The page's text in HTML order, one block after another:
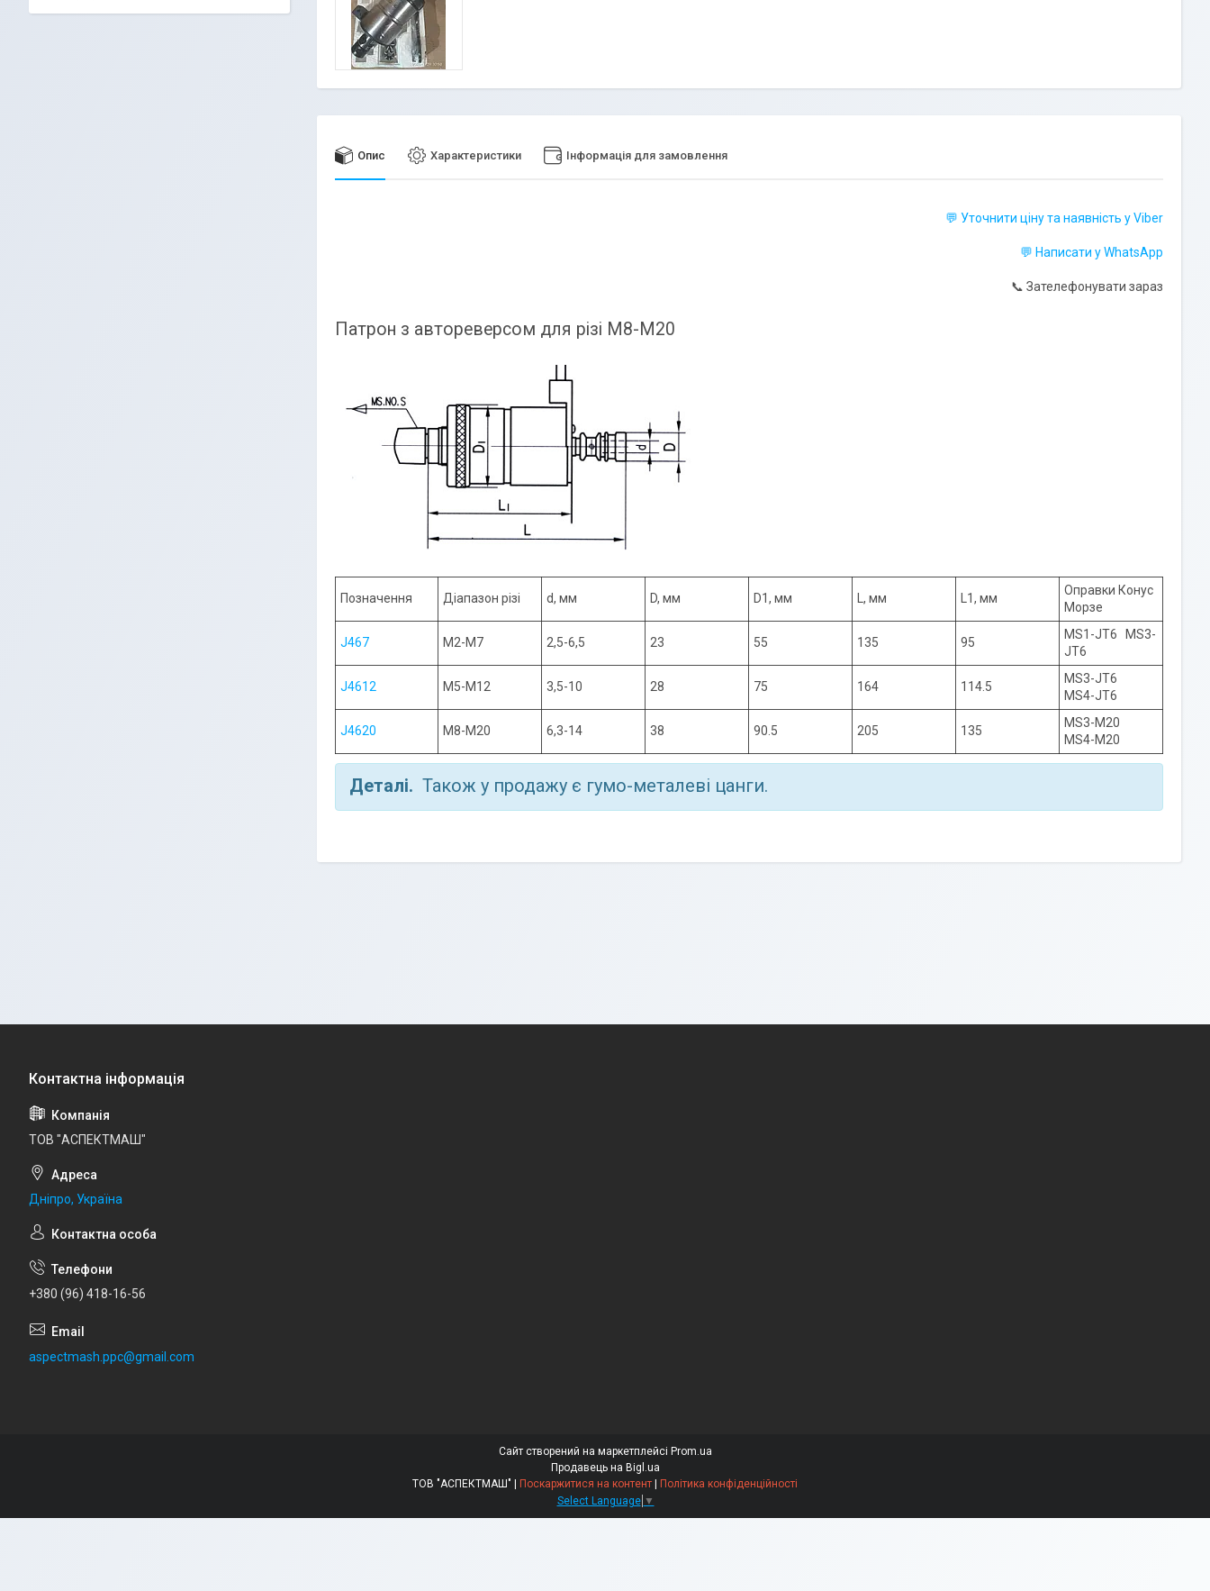
Опис Характеристики Інформація для замовлення
💬 Уточнити ціну та наявність у Viber
💬 Написати у WhatsApp
📞 Зателефонувати зараз
Патрон з автореверсом для різі М8-М20
Позначення Діапазон різі d, мм D, мм D1, мм L, мм L1, мм
Оправки Конус
Морзе
J467 M2-M7 2,5-6,5 23 55 135 95
MS1-JT6 MS3-
JT6
J4612 M5-M12 3,5-10 28 75 164 114.5
MS3-JT6
MS4-JT6
J4620 M8-M20 6,3-14 38 90.5 205 135
MS3-M20
MS4-M20
Деталі. Також у продажу є гумо-металеві цанги.
ТОВ "АСПЕКТМАШ"
Дніпро, Україна
+380 (96) 418-16-56
aspectmash.ppc@gmail.com
Сайт створений на маркетплейсі Prom.ua
Продавець на Bigl.ua
Поскаржитися на контент
Політика конфіденційності
Select Language ▼